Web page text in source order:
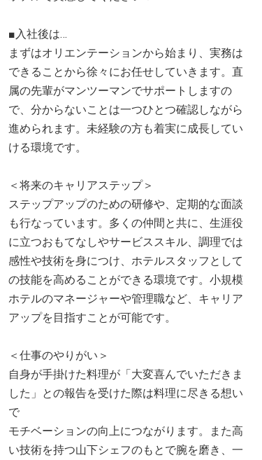
■入社後は…
まずはオリエンテーションから始まり、実務は
できることから徐々にお任せしていきます。直
属の先輩がマンツーマンでサポートしますの
で、分からないことは一つひとつ確認しながら
進められます。未経験の方も着実に成長してい
ける環境です。
＜将来のキャリアステップ＞
ステップアップのための研修や、定期的な面談
も行なっています。多くの仲間と共に、生涯役
に立つおもてなしやサービススキル、調理では
感性や技術を身につけ、ホテルスタッフとして
の技能を高めることができる環境です。小規模
ホテルのマネージャーや管理職など、キャリア
アップを目指すことが可能です。
＜仕事のやりがい＞
自身が手掛けた料理が「大変喜んでいただきま
した」との報告を受けた際は料理に尽きる想い
で
モチベーションの向上につながります。また高
い技術を持つ山下シェフのもとで腕を磨き、一